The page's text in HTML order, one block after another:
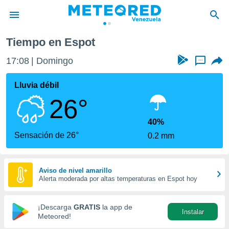
de
ha
para
que se
calidad.
a este
las
y
forma
digital
basada
Tiempo en Espot
17:08 Domingo ...
Lluvia débil
26°
Sensación de 26°
40%
0.2 mm
Aviso de nivel amarillo
Alerta moderada por altas temperaturas en Espot hoy
¡Descarga GRATIS la app de
Meteored!
Instalar